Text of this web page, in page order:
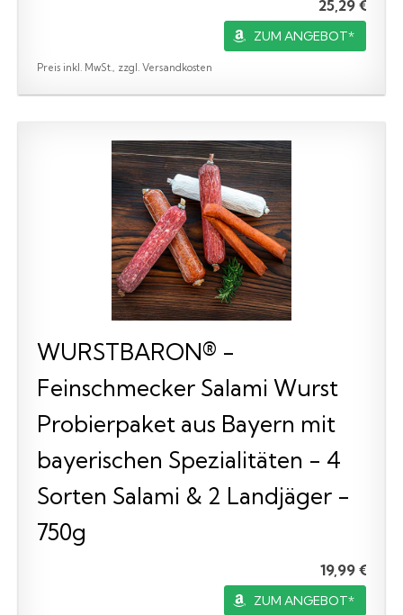
25,29 €
ZUM ANGEBOT*
Preis inkl. MwSt., zzgl. Versandkosten
WURSTBARON® -
Feinschmecker Salami Wurst
Probierpaket aus Bayern mit
bayerischen Spezialitäten - 4
Sorten Salami & 2 Landjäger -
750g
19,99 €
ZUM ANGEBOT*